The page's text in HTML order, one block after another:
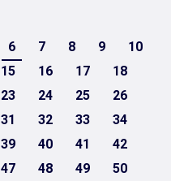
6 7 8 9
10
15 16 17
18
23 24 25
26
31 32 33
34
39 40 41
42
47 48 49
50